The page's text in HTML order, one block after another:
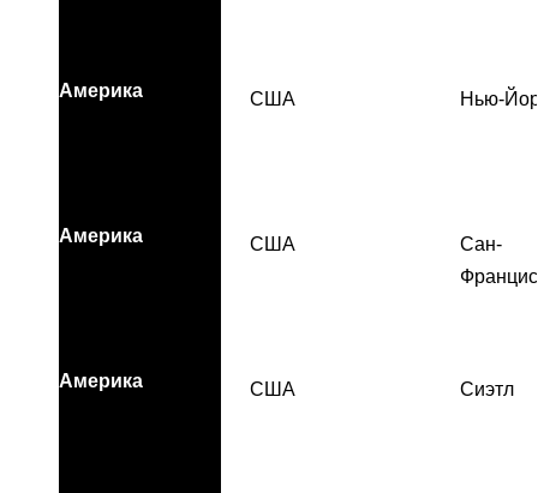
Америка США Нью-
Америка США
Сан-
Америка США Сиэтл